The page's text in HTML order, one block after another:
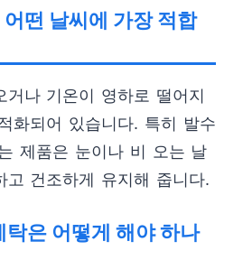
떤 날씨에 가장 적합
거나 기온이 영하로 떨어지
화되어 있습니다. 특히 발수
제품은 눈이나 비 오는 날
고 건조하게 유지해 줍니다.
은 어떻게 해야 하나